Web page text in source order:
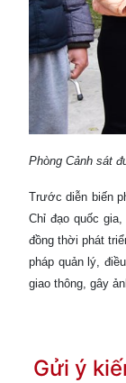
Phòng Cảnh sát
Trước diễn biến
Chỉ đạo quốc
đồng thời phát
pháp quản lý,
giao thông, gây
Gửi ý